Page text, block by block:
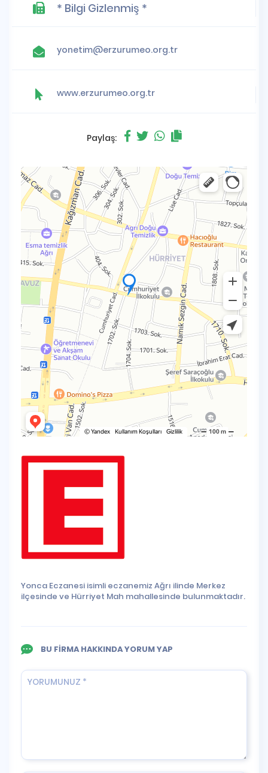
* Bilgi Gizlenmiş *
yonetim@erzurumeo.org.tr
www.erzurumeo.org.tr
Paylaş:
Yonca Eczanesi isimli eczanemiz Ağrı ilinde Merkez
ilçesinde ve Hürriyet Mah mahallesinde bulunmaktadır.
BU FİRMA HAKKINDA YORUM YAP